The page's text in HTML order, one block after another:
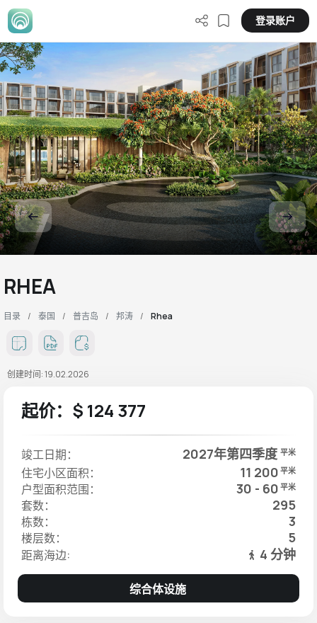
登录账户
RHEA
目录 泰国 普吉岛 邦涛 Rhea
创建时间: 19.02.2026
起价：$ 124 377
竣工日期： 2027年第四季度 平米
住宅小区面积： 11 200 平米
户型面积范围： 30 - 60 平米
套数： 295
栋数： 3
楼层数： 5
距离海边: 4 分钟
综合体设施